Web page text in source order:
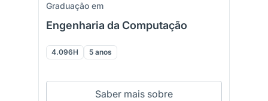
Graduação em
Engenharia da Computação
4.096H 5 anos
Saber mais sobre